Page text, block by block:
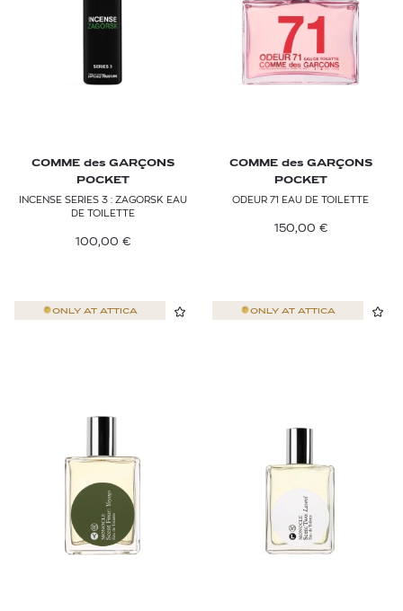
COMME des GARÇONS
POCKET
INCENSE SERIES 3 : ZAGORSK EAU
DE TOILETTE
100,00 €
COMME des GARÇONS
POCKET
ODEUR 71 EAU DE TOILETTE
150,00 €
ONLY AT ATTICA ONLY AT ATTICA